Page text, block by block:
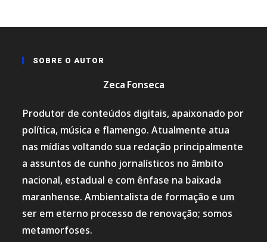
SOBRE O AUTOR
Zeca Fonseca
Produtor de conteúdos digitais, apaixonado por
política, música e flamengo. Atualmente atua
nas mídias voltando sua redação principalmente
a assuntos de cunho jornalísticos no âmbito
nacional, estadual e com ênfase na baixada
maranhense. Ambientalista de formação e um
ser em eterno processo de renovação; somos
metamorfoses.